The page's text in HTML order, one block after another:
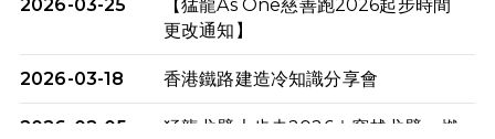
2026-03-25
【猛龍As One慈善跑2026起步時間
更改通知】
2026-03-18 香港鐵路建造冷知識分享會
2026-02-05
猛龍戈壁大步走2026｜穿越戈壁．燃